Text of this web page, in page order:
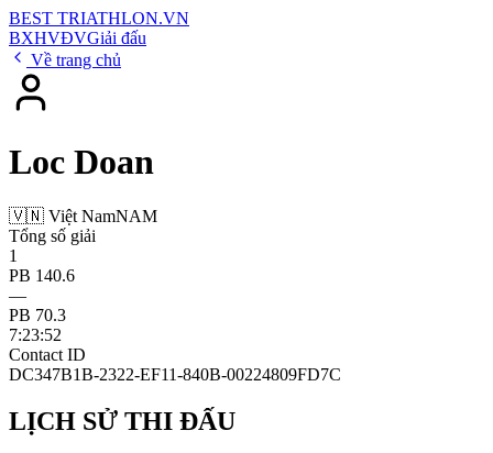
BEST TRIATHLON.VN
BXHVĐVGiải đấu
Về trang chủ
Loc Doan
🇻🇳 Việt NamNAM
Tổng số giải
1
PB 140.6
—
PB 70.3
7:23:52
Contact ID
DC347B1B-2322-EF11-840B-00224809FD7C
LỊCH SỬ THI ĐẤU